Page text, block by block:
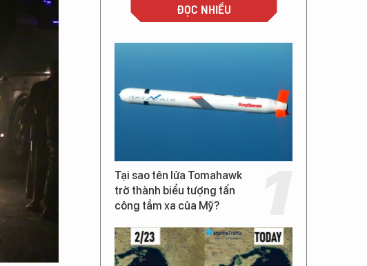
ĐỌC NHIỀU
Tại sao tên lửa Tomahawk
trở thành biểu tượng tấn
công tầm xa của Mỹ?